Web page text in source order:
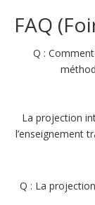
FAQ
Q :
La projection
l’enseignement
Q : La